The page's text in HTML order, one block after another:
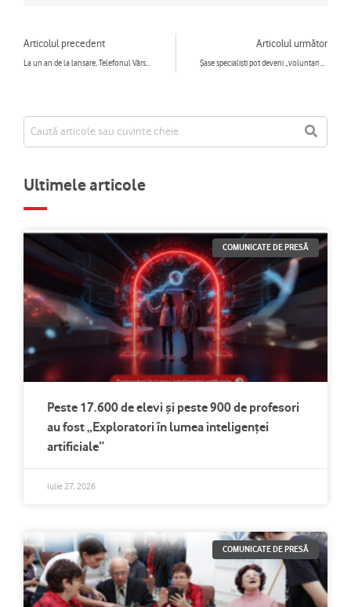
Articolul precedent
La un an de la lansare, Telefonul Vârstnicului a fost apelat de 5.708 de ori de 1.423 persoane
Articolul următor
Șase specialiști pot deveni „voluntari de profesie” cu venituri asigurate de Fundația Vodafone România
Ultimele articole
COMUNICATE DE PRESĂ
Peste 17.600 de elevi și peste 900 de profesori
au fost „Exploratori în lumea inteligenței
artificiale”
Iulie 27, 2026
COMUNICATE DE PRESĂ